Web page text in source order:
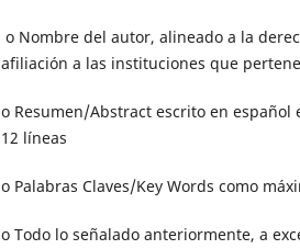
o Nombre del autor, alineado a la
afiliación a las instituciones que
o Resumen/Abstract escrito en
12 líneas
o Palabras Claves/Key Words como
o Todo lo señalado anteriormente, a